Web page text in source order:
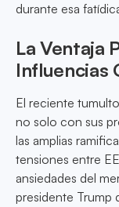
durante esa
La Ventaja
Influencias
El reciente
no solo con sus
las amplias
tensiones entre
ansiedades del
presidente Trump